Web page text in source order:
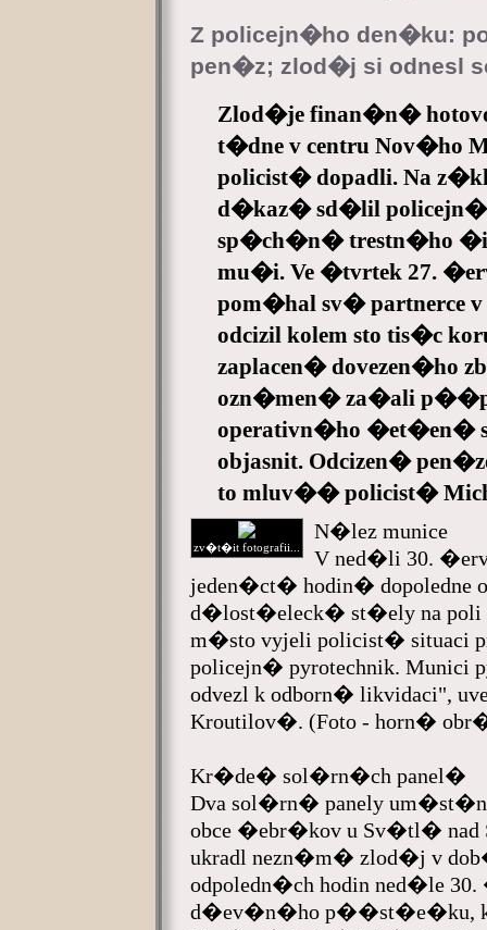
Z policejn�ho den�ku:
pen�z; zlod�j si odnesl
Zlod�je finan�n�
t�dne v centru Nov�ho
policist� dopadli. Na
d�kaz� sd�lil policejn�
sp�ch�n� trestn�ho
mu�i. Ve �tvrtek 27.
pom�hal sv� partnerce
odcizil kolem sto tis�c
zaplacen�
ozn�men� za�ali
operativn�ho �et�en�
objasnit. Odcizen�
to mluv�� policist�
zv�t�it fotografii...
N�lez munice
V ned�li 30.
jeden�ct� hodin� dopoledne
d�lost�eleck� st�ely na poli u
m�sto vyjeli policist�
policejn� pyrotechnik. Munici
odvezl k odborn� likvidaci",
Kroutilov�. (Foto - horn�
Kr�de� sol�rn�ch panel�
Dva sol�rn� panely
obce �ebr�kov u Sv�tl� nad
ukradl nezn�m� zlod�j v
odpoledn�ch hodin ned�le
d�ev�n�ho p��st�e�ku,